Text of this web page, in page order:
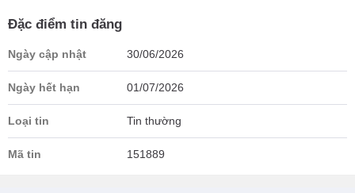
Đặc điểm tin đăng
Ngày cập nhật 30/06/2026
Ngày hết hạn 01/07/2026
Loại tin Tin thường
Mã tin 151889